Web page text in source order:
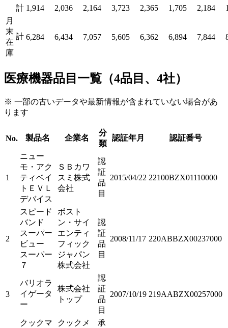
計 1,914 2,036 2,164 3,723 2,365 1,705 2,184
月
末
在
庫
計 6,284 6,434 7,057 5,605 6,362 6,894 7,844
医療機器品目一覧（4品目、4社）
※ 一部の古いデータや最新情報が含まれていない場合があ
ります
No. 製品名 企業名
分
類
認証年月 認証番号
1
ニュー
モ・アク
ティベイ
トＥＶＬ
デバイス
ＳＢカワ
スミ株式
会社
認
証
品
目
2015/04/22 22100BZX01110000
2
スピード
バンド
スーパー
ビュー
スーパー
７
ボスト
ン・サイ
エンティ
フィック
ジャパン
株式会社
認
証
品
目
2008/11/17 220ABBZX00237000
3
バリオラ
イゲータ
ー
株式会社
トップ
認
証
品
目
2007/10/19 219AABZX00257000
クックマ
クックメ
承